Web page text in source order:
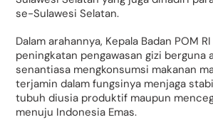
se-Sulawesi Selatan.
Dalam arahannya, Kepala Badan POM
peningkatan pengawasan gizi berguna
senantiasa mengkonsumsi makanan
terjamin dalam fungsinya menjaga
tubuh diusia produktif maupun
menuju Indonesia Emas.